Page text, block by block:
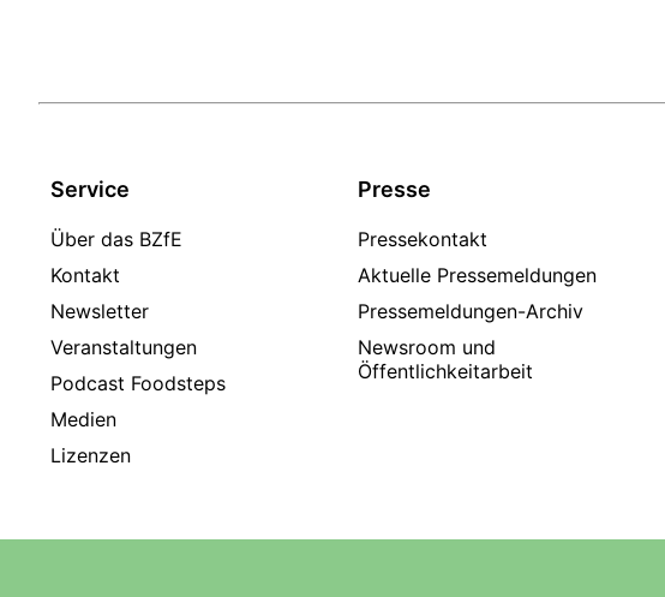
Service
Über das BZfE
Kontakt
Newsletter
Veranstaltungen
Podcast Foodsteps
Medien
Lizenzen
Presse
Pressekontakt
Aktuelle Pressemeldungen
Pressemeldungen-Archiv
Newsroom und
Öffentlichkeitarbeit